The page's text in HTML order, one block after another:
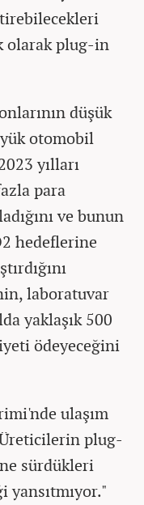
olarak plug-in
düşük
otomobil
yılları
para
ve bunun
hedeflerine
laboratuvar
yaklaşık 500
ödeyeceğini
ulaşım
plug-
sürdükleri
yansıtmıyor."